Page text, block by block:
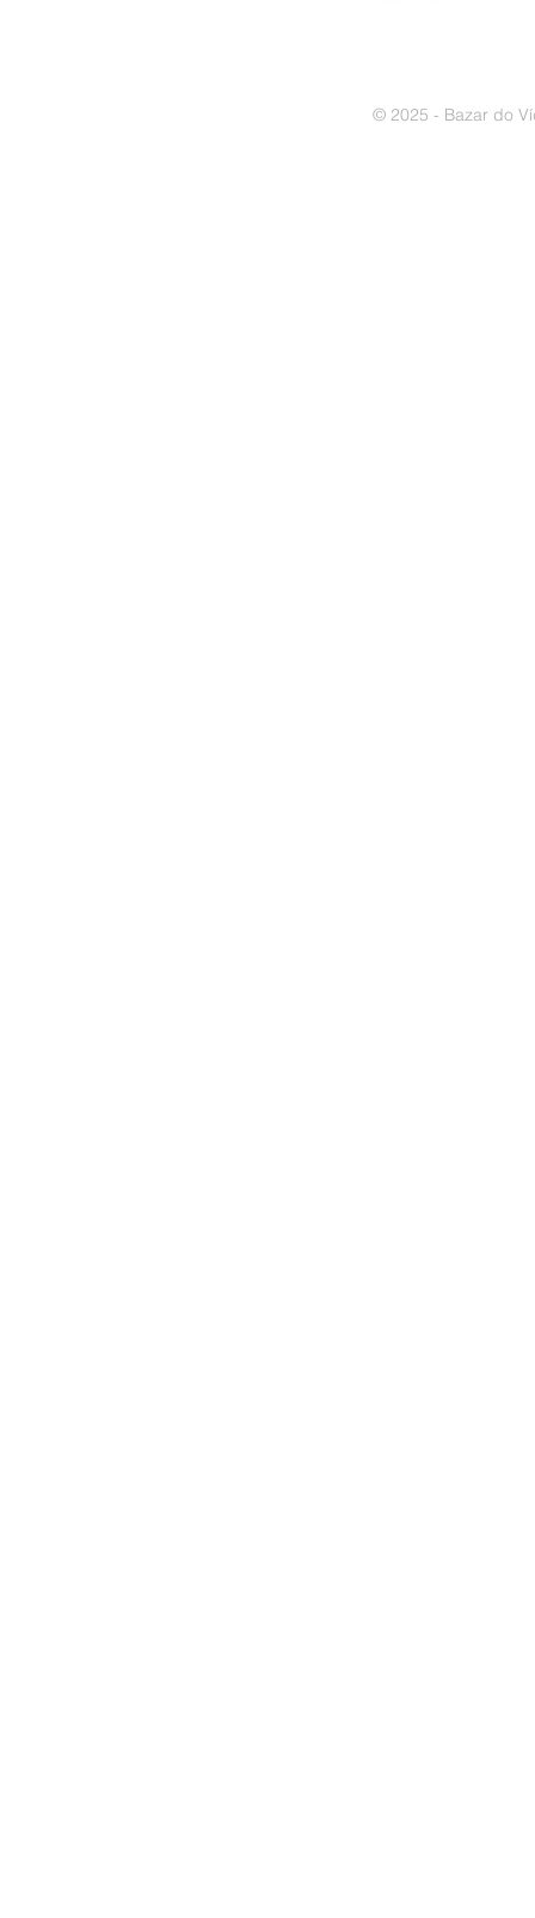
© 2025 - Bazar do